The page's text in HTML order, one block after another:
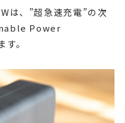
は、”超急速充電”の次
Power
。